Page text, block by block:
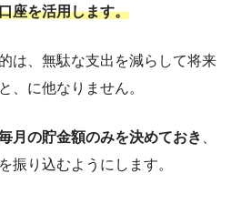
座を活用します。
は、無駄な支出を減らして将来
、に他なりません。
月の貯金額のみを決めておき
振り込むようにします。